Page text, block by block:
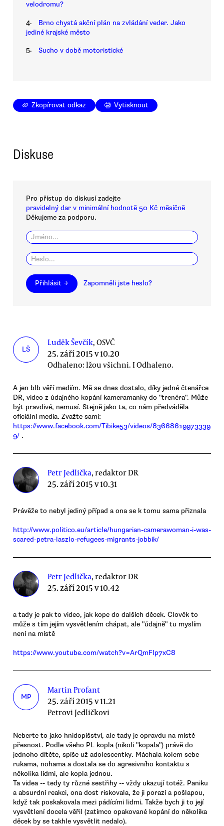
velodromu?
4.
Brno chystá akční plán na zvládání veder. Jako
jediné krajské město
5. Sucho v době motoristické
Zkopírovat odkaz Vytisknout
Diskuse
Pro přístup do diskusí zadejte
pravidelný dar v minimální hodnotě 50 Kč měsíčně
Děkujeme za podporu.
Přihlásit → Zapomněli jste heslo?
LŠ
Luděk Ševčík, OSVČ
25. září 2015 v 10.20
Odhaleno: lžou všichni. I Odhaleno.
A jen blb věří mediím. Mě se dnes dostalo, díky jedné čtenářce
DR, video z údajného kopání kameramanky do "trenéra". Může
být pravdivé, nemusí. Stejně jako ta, co nám předváděla
oficiální media. Zvažte sami:
https://www.facebook.com/Tibike53/videos/83668619973339
9/ .
Petr Jedlička, redaktor DR
25. září 2015 v 10.31
Právěže to nebyl jediný případ a ona se k tomu sama přiznala
http://www.politico.eu/article/hungarian-camerawoman-i-was-
scared-petra-laszlo-refugees-migrants-jobbik/
Petr Jedlička, redaktor DR
25. září 2015 v 10.42
a tady je pak to video, jak kope do dalších děcek. Člověk to
může s tím jejím vysvětlením chápat, ale "údajně" tu myslím
není na místě
https://www.youtube.com/watch?v=ArQmFlp7xC8
MP
Martin Profant
25. září 2015 v 11.21
Petrovi Jedličkovi
Neberte to jako hnidopišství, ale tady je opravdu na místě
přesnost. Podle všeho PL kopla (nikoli "kopala") právě do
jednoho dítěte, spíše už adolescentky. Máchala kolem sebe
rukama, nohama a dostala se do agresivního kontaktu s
několika lidmi, ale kopla jednou.
Ta videa -- tedy ty různé sestřihy -- vždy ukazují totéž. Paniku
a absurdní reakci, ona dost riskovala, že ji porazí a pošlapou,
když tak poskakovala mezi pádícími lidmi. Takže bych ji to její
vysvětlení docela věřil (zatímco opakované kopání do několika
děcek by se takhle vysvětlit nedalo).